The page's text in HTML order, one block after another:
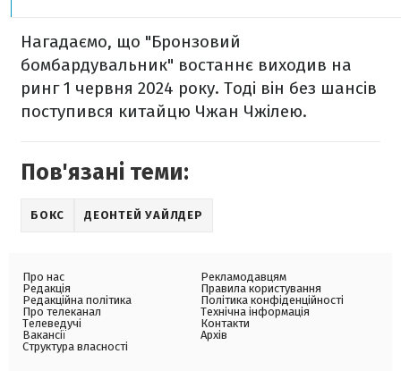
Нагадаємо, що "Бронзовий
бомбардувальник" востаннє виходив на
ринг 1 червня 2024 року. Тоді він без шансів
поступився китайцю Чжан Чжілею.
Пов'язані теми:
БОКС ДЕОНТЕЙ УАЙЛДЕР
Про нас
Редакція
Редакційна політика
Про телеканал
Телеведучі
Вакансії
Структура власності
Рекламодавцям
Правила користування
Політика конфіденційності
Технічна інформація
Контакти
Архів